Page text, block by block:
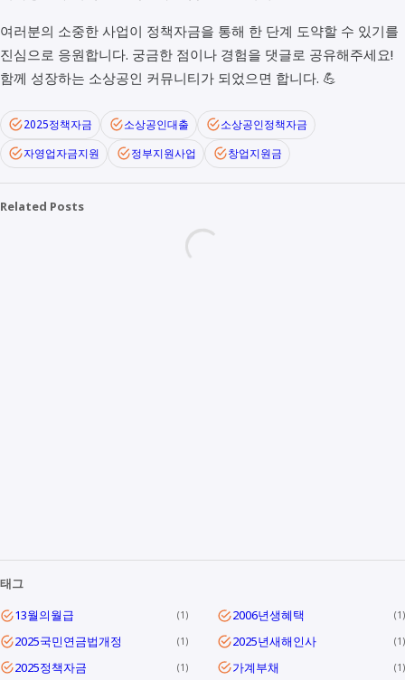
여러분의 소중한 사업이 정책자금을 통해 한 단계 도약할 수 있기를
진심으로 응원합니다. 궁금한 점이나 경험을 댓글로 공유해주세요!
함께 성장하는 소상공인 커뮤니티가 되었으면 합니다. 💪
2025정책자금 소상공인대출
소상공인정책자금
자영업자금지원
정부지원사업 창업지원금
Related Posts
태그
13월의월급
1 2006년생혜택 1
2025국민연금법개정 1 2025년새해인사 1
2025정책자금 1 가계부채 1